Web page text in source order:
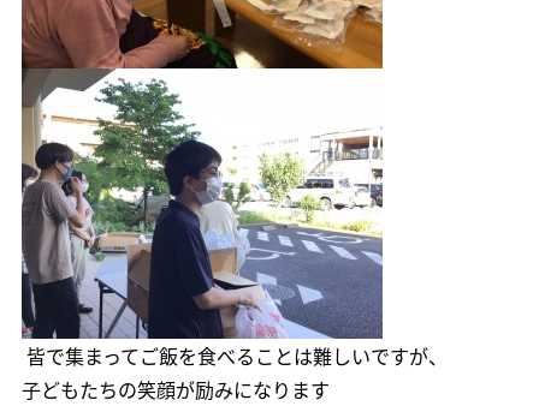
皆で集まってご飯を食べることは難しいですが、
子どもたちの笑顔が励みになります